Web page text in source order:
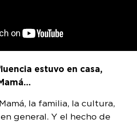
estuvo en casa,
la familia, la cultura,
general. Y el hecho de